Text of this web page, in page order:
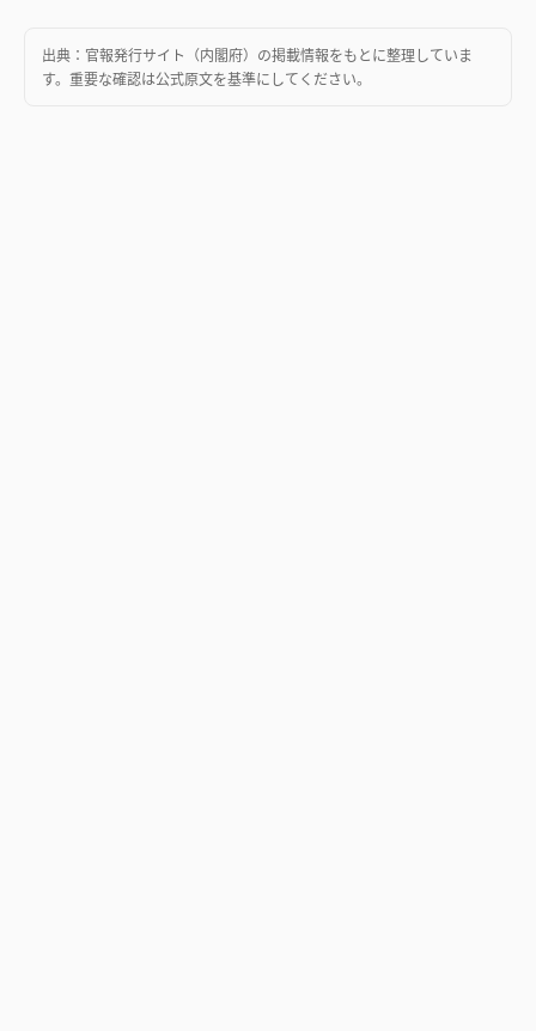
出典： 官報発行サイト（内閣府） の掲載情報をもとに整理していま
す。重要な確認は公式原文を基準にしてください。